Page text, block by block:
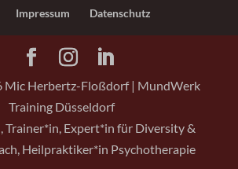
Impressum Datenschutz
Mic Herbertz-Floßdorf | MundWerk
Training Düsseldorf
Trainer*in, Expert*in für Diversity &
Heilpraktiker*in Psychotherapie